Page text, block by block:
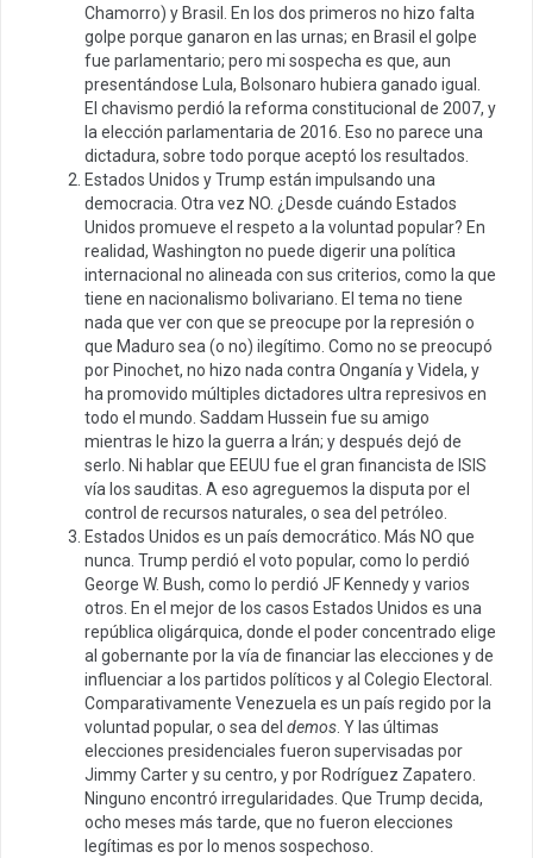
Chamorro) y Brasil. En los dos primeros no hizo falta
golpe porque ganaron en las urnas; en Brasil el golpe
fue parlamentario; pero mi sospecha es que, aun
presentándose Lula, Bolsonaro hubiera ganado igual.
El chavismo perdió la reforma constitucional de 2007, y
la elección parlamentaria de 2016. Eso no parece una
dictadura, sobre todo porque aceptó los resultados.
Estados Unidos y Trump están impulsando una
democracia. Otra vez NO. ¿Desde cuándo Estados
Unidos promueve el respeto a la voluntad popular? En
realidad, Washington no puede digerir una política
internacional no alineada con sus criterios, como la que
tiene en nacionalismo bolivariano. El tema no tiene
nada que ver con que se preocupe por la represión o
que Maduro sea (o no) ilegítimo. Como no se preocupó
por Pinochet, no hizo nada contra Onganía y Videla, y
ha promovido múltiples dictadores ultra represivos en
todo el mundo. Saddam Hussein fue su amigo
mientras le hizo la guerra a Irán; y después dejó de
serlo. Ni hablar que EEUU fue el gran financista de ISIS
vía los sauditas. A eso agreguemos la disputa por el
control de recursos naturales, o sea del petróleo.
Estados Unidos es un país democrático. Más NO que
nunca. Trump perdió el voto popular, como lo perdió
George W. Bush, como lo perdió JF Kennedy y varios
otros. En el mejor de los casos Estados Unidos es una
república oligárquica, donde el poder concentrado elige
al gobernante por la vía de financiar las elecciones y de
influenciar a los partidos políticos y al Colegio Electoral.
Comparativamente Venezuela es un país regido por la
voluntad popular, o sea del demos . Y las últimas
elecciones presidenciales fueron supervisadas por
Jimmy Carter y su centro, y por Rodríguez Zapatero.
Ninguno encontró irregularidades. Que Trump decida,
ocho meses más tarde, que no fueron elecciones
legítimas es por lo menos sospechoso.